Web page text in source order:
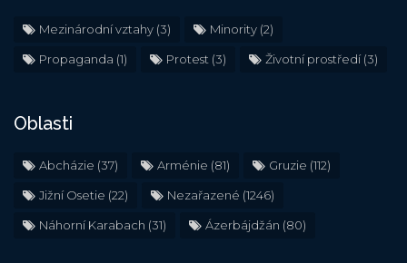
Mezinárodní vztahy (3) Minority (2)
Propaganda (1) Protest (3) Životní prostředí(3)
Oblasti
Abcházie (37) Arménie (81) Gruzie (112)
Jižní Osetie (22) Nezařazené (1246)
Náhorní Karabach (31) Ázerbájdžán (80)